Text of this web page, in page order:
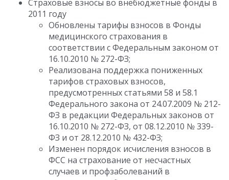
Страховые взносы во внебюджетные фонды в
2011 году
Обновлены тарифы взносов в Фонды
медицинского страхования в
соответствии с Федеральным законом от
16.10.2010 № 272-ФЗ;
Реализована поддержка пониженных
тарифов страховых взносов,
предусмотренных статьями 58 и 58.1
Федерального закона от 24.07.2009 № 212-
ФЗ в редакции Федеральных законов от
16.10.2010 № 272-ФЗ, от 08.12.2010 № 339-
ФЗ и от 28.12.2010 № 432-ФЗ;
Изменен порядок исчисления взносов в
ФСС на страхование от несчастных
случаев и профзаболеваний в